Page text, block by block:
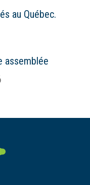
au Québec.
assemblée